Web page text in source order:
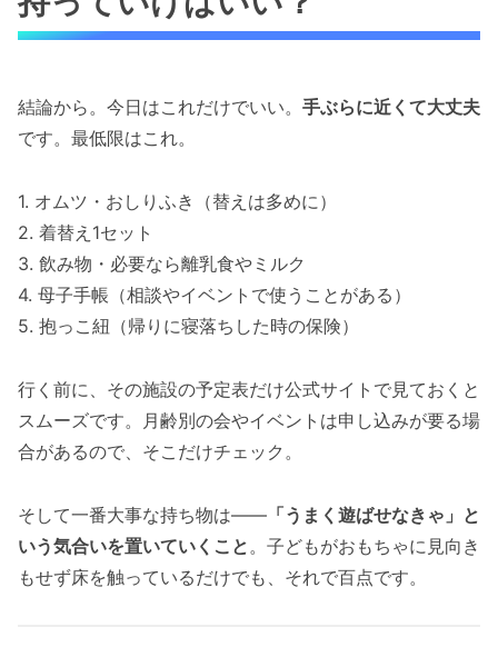
結論から。今日はこれだけでいい。 手ぶらに近くて大丈夫
です。最低限はこれ。
1. オムツ・おしりふき（替えは多めに）
2. 着替え1セット
3. 飲み物・必要なら離乳食やミルク
4. 母子手帳（相談やイベントで使うことがある）
5. 抱っこ紐（帰りに寝落ちした時の保険）
行く前に、その施設の予定表だけ公式サイトで見ておくと
スムーズです。月齢別の会やイベントは申し込みが要る場
合があるので、そこだけチェック。
そして一番大事な持ち物は—— 「うまく遊ばせなきゃ」と
いう気合いを置いていくこと 。子どもがおもちゃに見向き
もせず床を触っているだけでも、それで百点です。